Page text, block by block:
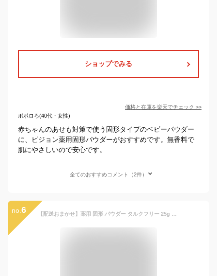
ショップでみる
価格と在庫を楽天でチェック >>
ポポロろ(40代・女性)
赤ちゃんのあせも対策で使う固形タイプのベビーパウダー
に、ピジョン薬用固形パウダーがおすすめです。無香料で
肌にやさしいので安心です。
全てのおすすめコメント（2件）
no. 6 【配送おまかせ】薬用 固形 パウダー タルクフリー 25g ベビーパウダー ピジョン 1個